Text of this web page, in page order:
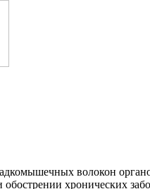
волокон
хронических